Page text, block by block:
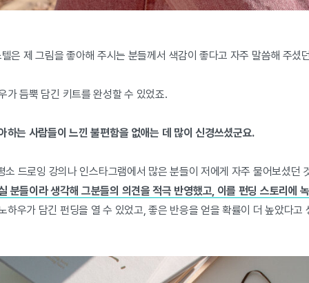
은 제 그림을 좋아해 주시는 분들께서 색감이 좋다고 자주 말씀해 주셨
가 듬뿍 담긴 키트를 완성할 수 있었죠.
하는 사람들이 느낀 불편함을 없애는 데 많이 신경쓰셨군요.
소 드로잉 강의나 인스타그램에서 많은 분들이 저에게 자주 물어보셨던
분들이라 생각해 그분들의 의견을 적극 반영했고, 이를 펀딩 스토리에
하우가 담긴 펀딩을 열 수 있었고, 좋은 반응을 얻을 확률이 더 높았다고